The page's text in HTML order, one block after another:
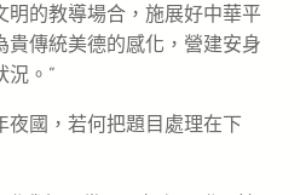
明的教導場合，施展好中華平
貴傳統美德的感化，營建安身
況。”
夜國，若何把題目處理在下